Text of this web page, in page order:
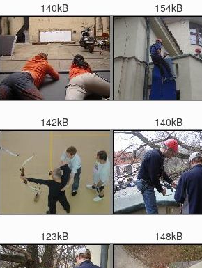
140kB 154kB
142kB 140kB
123kB 148kB